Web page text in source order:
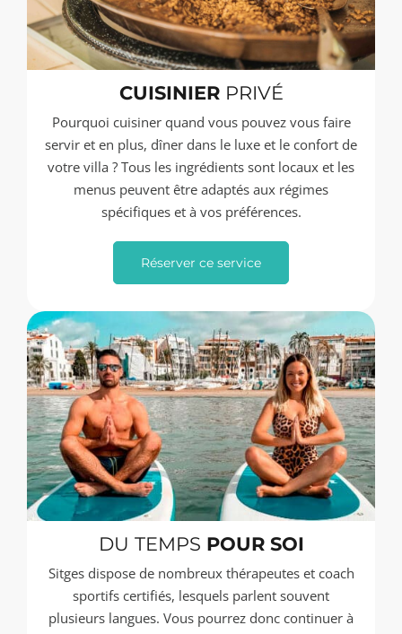
CUISINIERPRIVÉ
Pourquoi cuisiner quand vous pouvez vous faire
servir et en plus, dîner dans le luxe et le confort de
votre villa ? Tous les ingrédients sont locaux et les
menus peuvent être adaptés aux régimes
spécifiques et à vos préférences.
Réserver ce service
DU TEMPS POUR SOI
Sitges dispose de nombreux thérapeutes et coach
sportifs certifiés, lesquels parlent souvent
plusieurs langues. Vous pourrez donc continuer à